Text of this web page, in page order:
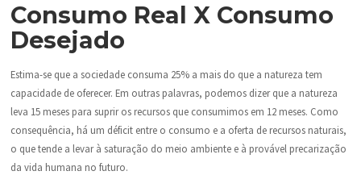
Consumo Real X Consumo
Desejado
Estima-se que a sociedade consuma 25% a mais do que a natureza tem
capacidade de oferecer. Em outras palavras, podemos dizer que a natureza
leva 15 meses para suprir os recursos que consumimos em 12 meses. Como
consequência, há um déficit entre o consumo e a oferta de recursos naturais,
o que tende a levar à saturação do meio ambiente e à provável precarização
da vida humana no futuro.